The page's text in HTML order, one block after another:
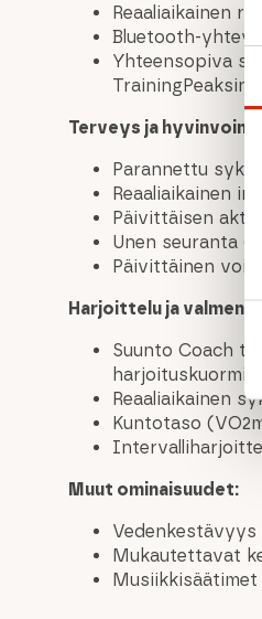
Reaaliaikainen
Bluetooth-yhteys.
Yhteensopiva
TrainingPeaksin
Terveys ja hyvinvointi:
Parannettu
Reaaliaikainen
Päivittäisen
Unen seuranta
Päivittäinen
Harjoittelu ja
Suunto Coach
Reaaliaikainen
Kuntotaso
Muut ominaisuudet:
Vedenkestävyys
Mukautettavat
Musiikkisäätimet